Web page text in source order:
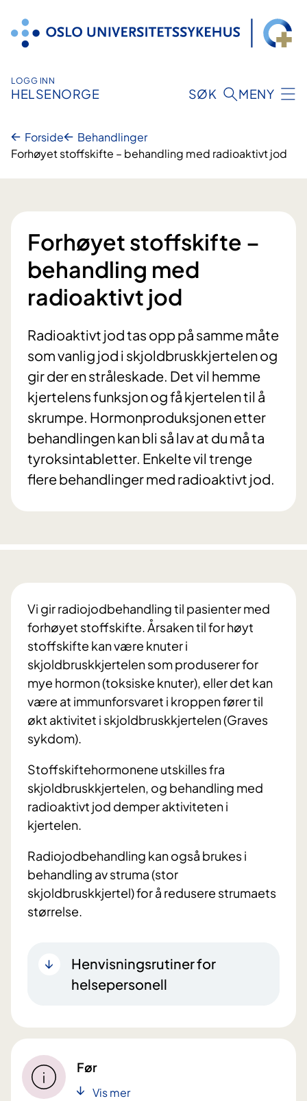
innhold
LOGG INN
HELSENORGE SØK MENY
Forside
Behandlinger
Forhøyet stoffskifte – behandling med radioaktivt jod
Forhøyet stoffskifte –
behandling med
radioaktivt jod
Radioaktivt jod tas opp på samme måte
som vanlig jod i skjoldbruskkjertelen og
gir der en stråleskade. Det vil hemme
kjertelens funksjon og få kjertelen til å
skrumpe. Hormonproduksjonen etter
behandlingen kan bli så lav at du må ta
tyroksintabletter. Enkelte vil trenge
flere behandlinger med radioaktivt jod.
Vi gir radiojodbehandling til pasienter med
forhøyet stoffskifte.Årsaken til for høyt
stoffskifte kan være knuter i
skjoldbruskkjertelen som produserer for
mye hormon (toksiske knuter), eller det kan
være at immunforsvaret i kroppen fører til
økt aktivitet i skjoldbruskkjertelen (Graves
sykdom).
Stoffskiftehormonene utskilles fra
skjoldbruskkjertelen, og behandling med
radioaktivt jod demper aktiviteten i
kjertelen.
Radiojodbehandling kan også brukes i
behandling av struma (stor
skjoldbruskkjertel) for å redusere strumaets
størrelse.
Henvisningsrutiner for
helsepersonell
Før
Vis mer